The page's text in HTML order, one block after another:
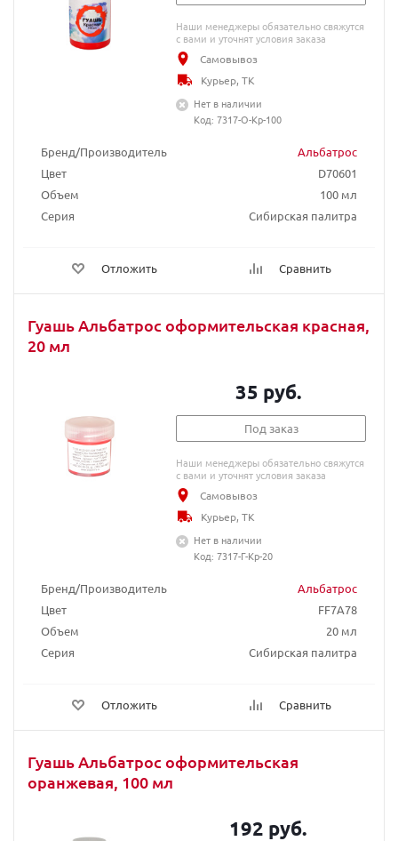
Бренд/Производитель
Альбатрос
Цвет
D70601
Объем
100 мл
Серия
Сибирская палитра
Отложить Сравнить
Наши менеджеры обязательно свяжутся
с вами и уточнят условия заказа
Самовывоз
Курьер, ТК
Нет в наличии
Код: 7317-О-Кр-100
Гуашь Альбатрос оформительская красная,
20 мл
Бренд/Производитель
Альбатрос
Цвет
FF7A78
Объем
20 мл
Серия
Сибирская палитра
Отложить Сравнить
35 руб.
Под заказ
Наши менеджеры обязательно свяжутся
с вами и уточнят условия заказа
Самовывоз
Курьер, ТК
Нет в наличии
Код: 7317-Г-Кр-20
Гуашь Альбатрос оформительская
оранжевая, 100 мл
192 руб.